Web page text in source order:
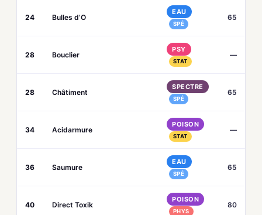
24 Bulles d’O
EAU
SPÉ
65
28 Bouclier
PSY
STAT
—
28 Châtiment
SPECTRE
SPÉ
65
34 Acidarmure
POISON
STAT
—
36 Saumure
EAU
SPÉ
65
40 Direct Toxik
POISON
PHYS
80